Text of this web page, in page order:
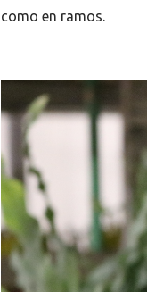
como en ramos.